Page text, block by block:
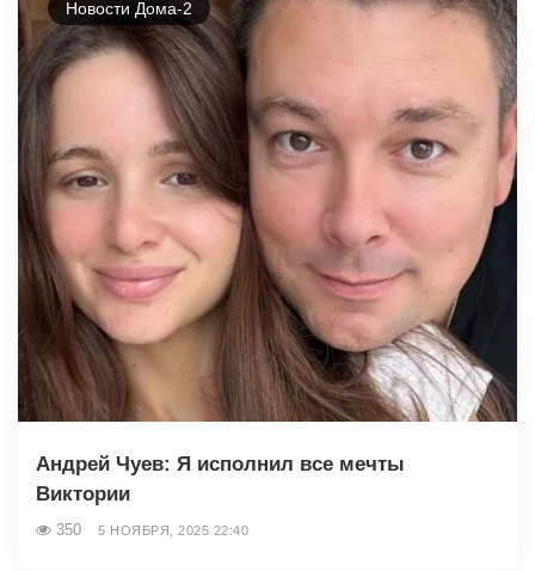
Новости Дома-2
Андрей Чуев: Я исполнил все мечты
Виктории
350 5 НОЯБРЯ, 2025 22:40